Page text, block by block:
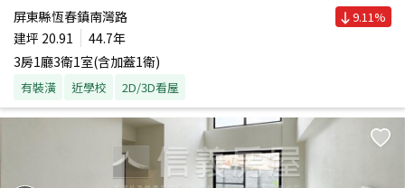
屏東縣恆春鎮南灣路
建坪 20.91
44.7年
3房1廳3衛1室(含加蓋1衛)
有裝潢 近學校 2D/3D看屋
9.11%